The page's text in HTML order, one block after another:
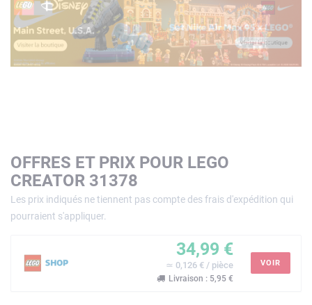
OFFRES ET PRIX POUR LEGO
CREATOR 31378
Les prix indiqués ne tiennent pas compte des frais d'expédition qui
pourraient s'appliquer.
34,99 €
≃ 0,126 € / pièce
Livraison : 5,95 €
VOIR